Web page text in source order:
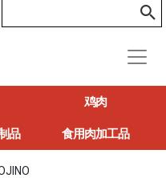
鸡肉
品 食用肉加工品